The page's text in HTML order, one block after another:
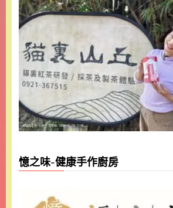
憶之味-健康手作廚房